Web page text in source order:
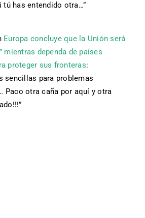
tú has entendido otra…”
Europa concluye que la Unión será
mientras dependa de países
proteger sus fronteras:
sencillas para problemas
Paco otra caña por aquí y otra
”